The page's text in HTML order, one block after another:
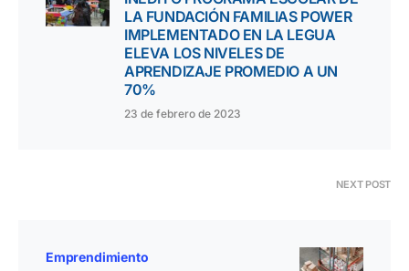
LA FUNDACIÓN FAMILIAS POWER
IMPLEMENTADO EN LA LEGUA
ELEVA LOS NIVELES DE
APRENDIZAJE PROMEDIO A UN
70%
23 de febrero de 2023
NEXT POST
Emprendimiento